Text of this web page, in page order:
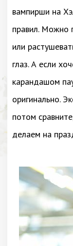
вампирши на
правил. Можно
или
глаз. А если
карандашом
оригинально.
потом
делаем на